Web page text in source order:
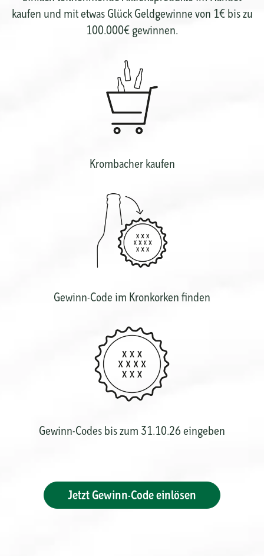
kaufen und mit etwas Glück Geldgewinne von 1€ bis zu
100.000€ gewinnen.
Krombacher kaufen
Gewinn-Code im Kronkorken finden
Gewinn-Codes bis zum 31.10.26 eingeben
Jetzt Gewinn-Code einlösen